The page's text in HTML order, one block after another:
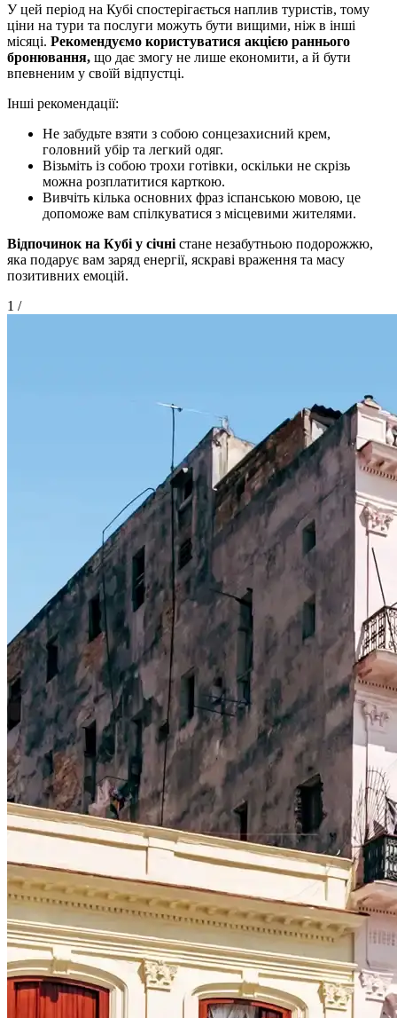
У цей період на Кубі спостерігається наплив туристів, тому
ціни на тури та послуги можуть бути вищими, ніж в інші
місяці. Рекомендуємо користуватися акцією раннього
бронювання, що дає змогу не лише економити, а й бути
впевненим у своїй відпустці.
Інші рекомендації:
Не забудьте взяти з собою сонцезахисний крем,
головний убір та легкий одяг.
Візьміть із собою трохи готівки, оскільки не скрізь
можна розплатитися карткою.
Вивчіть кілька основних фраз іспанською мовою, це
допоможе вам спілкуватися з місцевими жителями.
Відпочинок на Кубі у січні стане незабутньою подорожжю,
яка подарує вам заряд енергії, яскраві враження та масу
позитивних емоцій.
1 /